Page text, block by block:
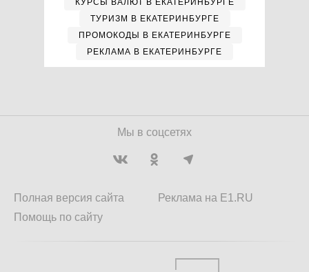
ТУРИЗМ В ЕКАТЕРИНБУРГЕ
ПРОМОКОДЫ В ЕКАТЕРИНБУРГЕ
РЕКЛАМА В ЕКАТЕРИНБУРГЕ
Мы в соцсетях
Полная версия сайта
Помощь по сайту
Реклама на E1.RU